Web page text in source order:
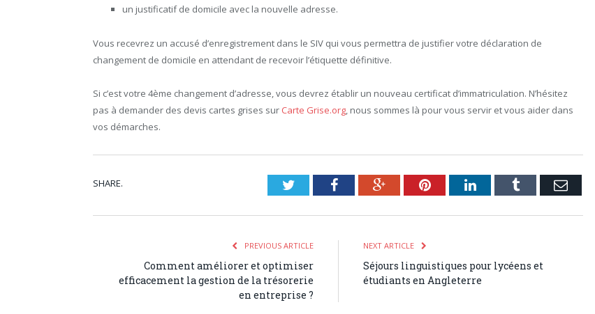
un justificatif de domicile avec la nouvelle adresse.
Vous recevrez un accusé d’enregistrement dans le SIV qui vous permettra de justifier votre déclaration de
changement de domicile en attendant de recevoir l’étiquette définitive.
Si c’est votre 4ème changement d’adresse, vous devrez établir un nouveau certificat d’immatriculation. N’hésitez
pas à demander des devis cartes grises sur Carte Grise.org, nous sommes là pour vous servir et vous aider dans
vos démarches.
SHARE. TwitterFacebookGoogle+PinterestLinkedInTumblr Email
PREVIOUS ARTICLE
Comment améliorer et optimiser
efficacement la gestion de la trésorerie
en entreprise ?
NEXT ARTICLE
Séjours linguistiques pour lycéens et
étudiants en Angleterre